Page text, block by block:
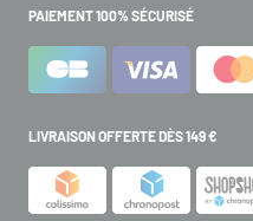
PAIEMENT 100% SÉCURISÉ
LIVRAISON OFFERTE DÈS 149 €